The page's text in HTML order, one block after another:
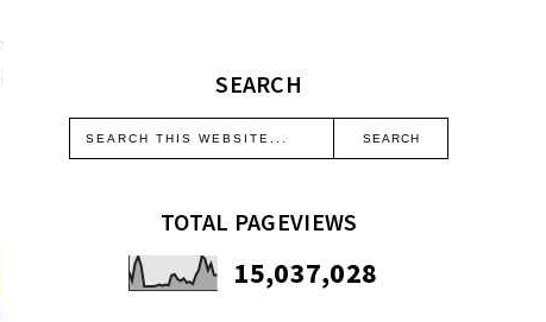
SEARCH
TOTAL PAGEVIEWS
15,037,028